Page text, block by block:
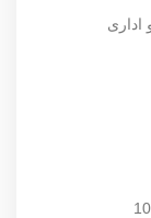
× عرض 100 × طول 100